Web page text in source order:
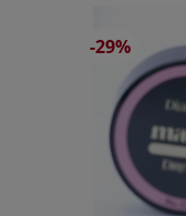
-29%